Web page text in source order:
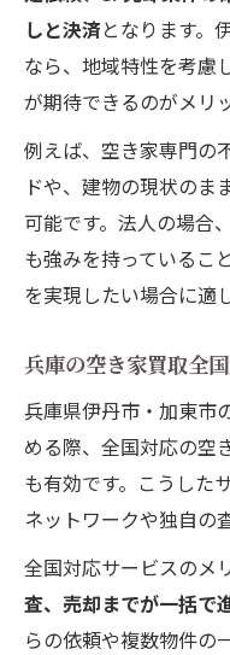
しと決済となります。
なら、地域特性を考慮
が期待できるのがメリ
例えば、空き家専門の
ドや、建物の現状のま
可能です。法人の場合
も強みを持っているこ
を実現したい場合に適
兵庫の空き家買取全
兵庫県伊丹市・加東市
める際、全国対応の空
も有効です。こうした
ネットワークや独自の
全国対応サービスのメ
査、売却までが一括で
らの依頼や複数物件の